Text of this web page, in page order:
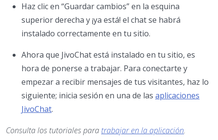
Haz clic en “Guardar cambios” en la esquina
superior derecha y ¡ya está! el chat se habrá
instalado correctamente en tu sitio.
Ahora que JivoChat está instalado en tu sitio, es
hora de ponerse a trabajar. Para conectarte y
empezar a recibir mensajes de tus visitantes, haz lo
siguiente; inicia sesión en una de las aplicaciones
JivoChat.
Consulta los tutoriales para trabajar en la aplicación.